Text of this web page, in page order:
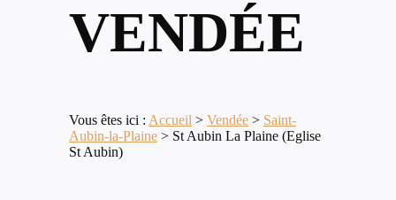
VENDÉE
Vous êtes ici : Accueil > Vendée > Saint-
Aubin-la-Plaine > St Aubin La Plaine (Eglise
St Aubin)